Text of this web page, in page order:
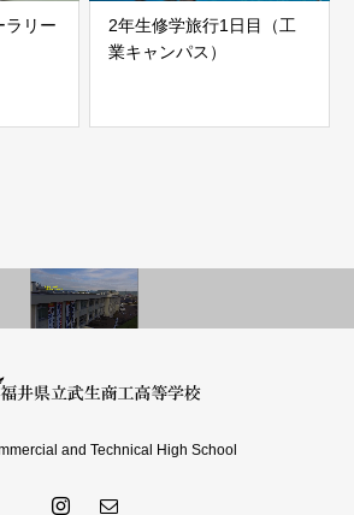
ラリー
2年生修学旅行1日目（工
業キャンパス）
and Technical High School